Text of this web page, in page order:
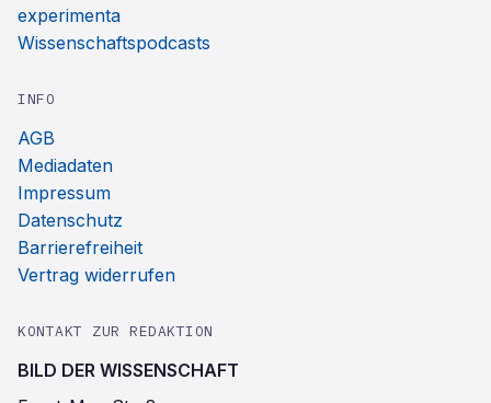
experimenta
Wissenschaftspodcasts
INFO
AGB
Mediadaten
Impressum
Datenschutz
Barrierefreiheit
Vertrag widerrufen
KONTAKT ZUR REDAKTION
BILD DER WISSENSCHAFT